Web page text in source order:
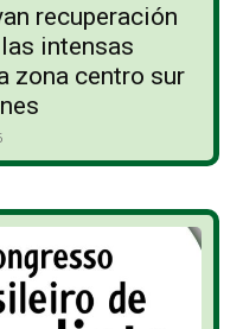
recuperación
intensas
zona centro sur